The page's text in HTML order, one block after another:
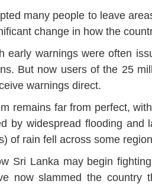
many people to leave
change in how the
early warnings were often
But now users of the 25
warnings direct.
remains far from perfect,
by widespread flooding and
of rain fell across some
Sri Lanka may begin
now slammed the country